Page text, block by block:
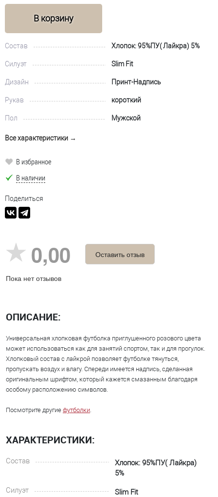
В корзину
Состав Хлопок: 95%ПУ( Лайкра) 5%
Силуэт Slim Fit
Дизайн Принт-Надпись
Рукав короткий
Пол Мужской
Все характеристики →
В избранное
В наличии
Поделиться
0,00
Пока нет отзывов
Оставить отзыв
ОПИСАНИЕ:
Универсальная хлопковая футболка приглушенного розового цвета
может использоваться как для занятий спортом, так и для прогулок.
Хлопковый состав с лайкрой позволяет футболке тянуться,
пропускать воздух и влагу. Спереди имеется надпись, сделанная
оригинальным шрифтом, который кажется смазанным благодаря
особому расположению символов.
Посмотрите другие футболки.
ХАРАКТЕРИСТИКИ:
Состав
Хлопок: 95%ПУ( Лайкра)
5%
Силуэт
Slim Fit